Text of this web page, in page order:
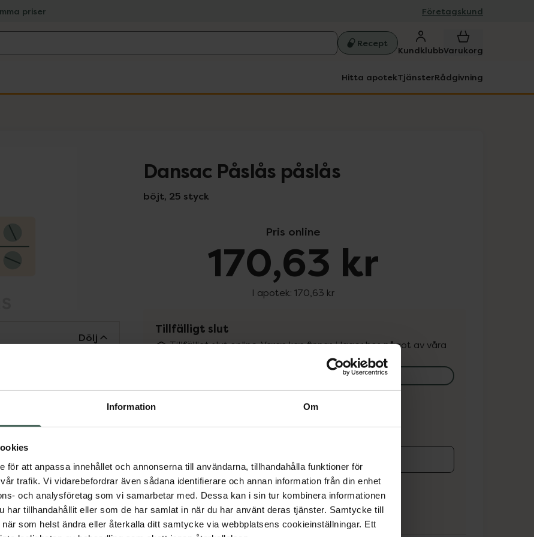
Information Om
för att anpassa innehållet och annonserna till användarna, tillhandahålla funktioner för
trafik. Vi vidarebefordrar även sådana identifierare och annan information från din enhet
och analysföretag som vi samarbetar med. Dessa kan i sin tur kombinera informationen
har tillhandahållit eller som de har samlat in när du har använt deras tjänster. Samtycke till
som helst ändra eller återkalla ditt samtycke via webbplatsens cookieinställningar. Ett
priser Företagskund
Recept
KundklubbVarukorg
Hitta apotekTjänsterRådgivning
Dansac Påslås påslås
böjt, 25 styck
Pris online
170,63 kr
I apotek: 170,63 kr
Tillfälligt slut
Tillfälligt slut online. Varan kan finnas i lager hos något av våra
Se lagerstatus på apotek
Jag accepterar villkoren
Spara
Dölj